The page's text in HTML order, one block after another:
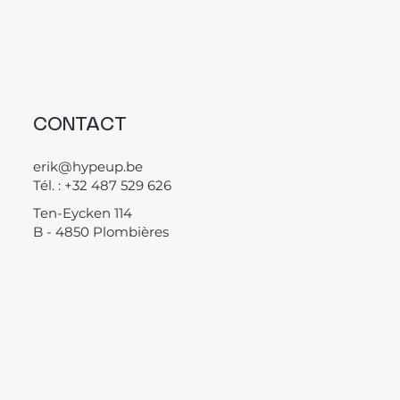
CONTACT
erik@hypeup.be
Tél. : +32 487 529 626
Ten-Eycken 114
B - 4850 Plombières